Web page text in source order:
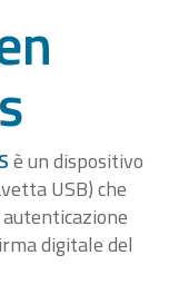
è un dispositivo
USB) che
digitale del